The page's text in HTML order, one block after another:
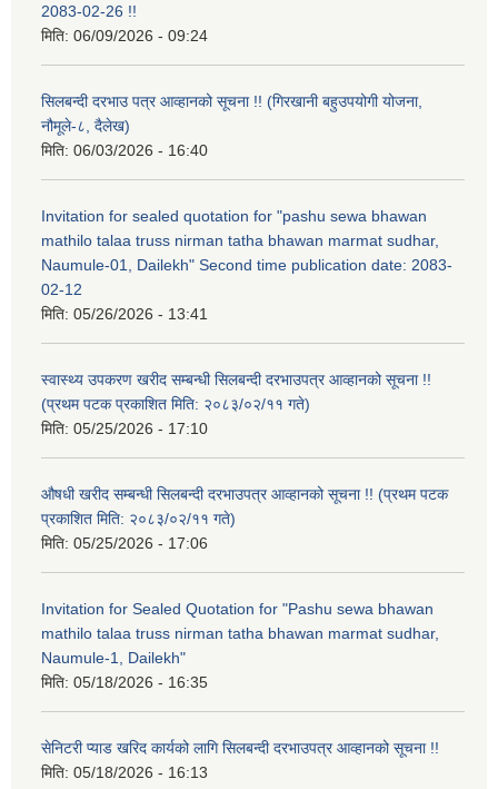
2083-02-26 !!
मिति: 06/09/2026 - 09:24
सिलबन्दी दरभाउ पत्र आव्हानको सूचना !! (गिरखानी बहुउपयोगी योजना,
नौमूले-८, दैलेख)
मिति: 06/03/2026 - 16:40
Invitation for sealed quotation for "pashu sewa bhawan
mathilo talaa truss nirman tatha bhawan marmat sudhar,
Naumule-01, Dailekh" Second time publication date: 2083-
02-12
मिति: 05/26/2026 - 13:41
स्वास्थ्य उपकरण खरीद सम्बन्धी सिलबन्दी दरभाउपत्र आव्हानको सूचना !!
(प्रथम पटक प्रकाशित मिति: २०८३/०२/११ गते)
मिति: 05/25/2026 - 17:10
औषधी खरीद सम्बन्धी सिलबन्दी दरभाउपत्र आव्हानको सूचना !! (प्रथम पटक
प्रकाशित मिति: २०८३/०२/११ गते)
मिति: 05/25/2026 - 17:06
Invitation for Sealed Quotation for "Pashu sewa bhawan
mathilo talaa truss nirman tatha bhawan marmat sudhar,
Naumule-1, Dailekh"
मिति: 05/18/2026 - 16:35
सेनिटरी प्याड खरिद कार्यको लागि सिलबन्दी दरभाउपत्र आव्हानको सूचना !!
मिति: 05/18/2026 - 16:13